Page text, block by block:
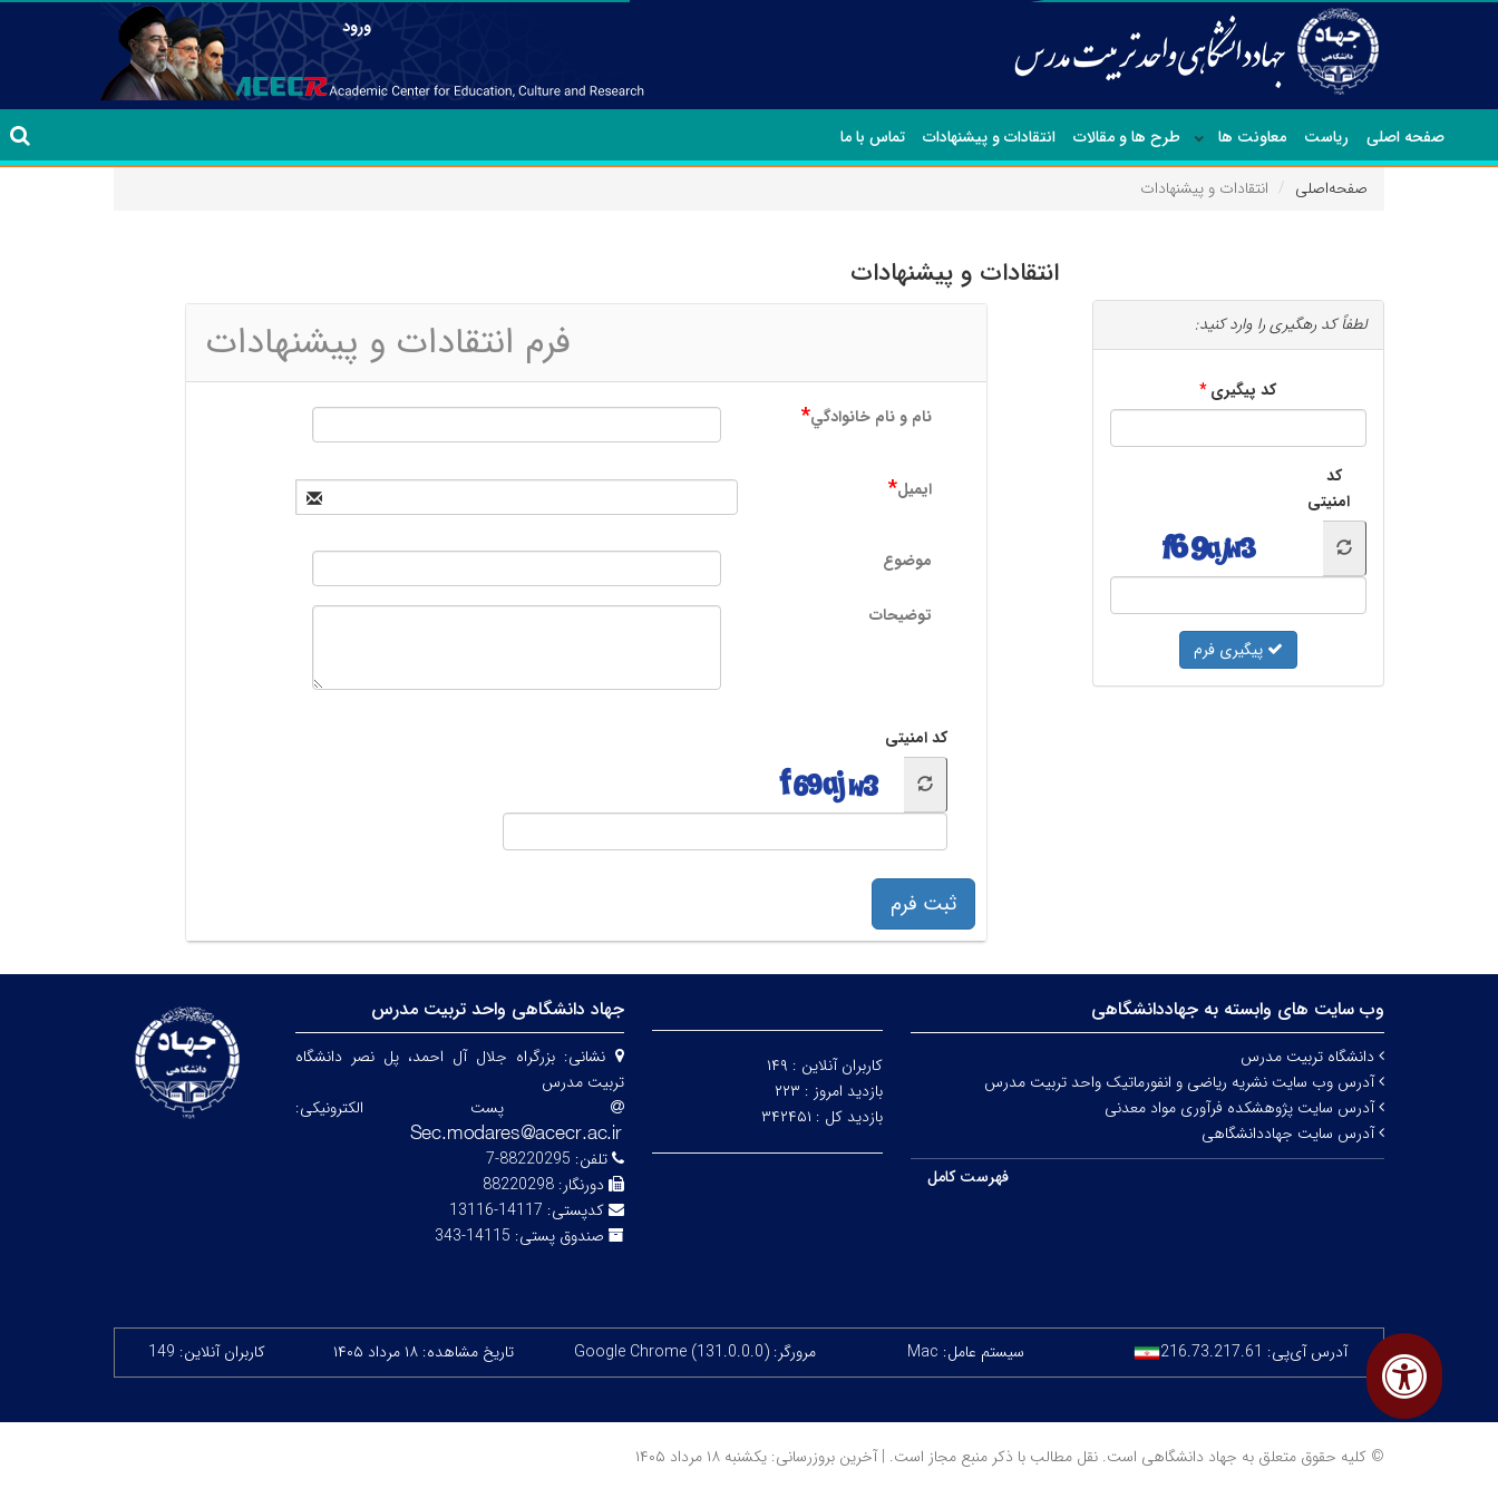
ورود
صفحه اصلی ریاست معاونت ها طرح ها و مقالات انتقادات و پیشنهادات تماس با ما
صفحه‌اصلی انتقادات و پیشنهادات
انتقادات و پیشنهادات
فرم انتقادات و پیشنهادات
نام و نام خانوادگي*
ايمیل*
موضوع
توضیحات
کد امنیتی
ثبت فرم
لطفاً کد رهگیری را وارد کنید:
کد پیگیری
کد
امنیتی
پیگیری فرم
وب سایت های وابسته به جهاددانشگاهی
دانشگاه تربیت مدرس
آدرس وب سایت نشریه ریاضی و انفورماتیک واحد تربیت مدرس
آدرس سایت پژوهشکده فرآوری مواد معدنی
آدرس سایت جهاددانشگاهی
فهرست کامل
کاربران آنلاین : ۱۴۹
بازدید امروز : ۲۲۳
بازدید کل : ۳۴۲۴۵۱
جهاد دانشگاهی واحد تربیت مدرس
نشانی: بزرگراه جلال آل احمد، پل نصر دانشگاه
تربیت مدرس
پست الکترونیکی:
تلفن: 88220295-7
دورنگار:88220298
کدپستی: 14117-13116
صندوق پستی: 14115-343
آدرس آی‌پی: 216.73.217.61 سیستم عامل: Mac مرورگر: Google Chrome (131.0.0.0) تاریخ مشاهده: ۱۸ مرداد ۱۴۰۵ کاربران آنلاین: 149
© کلیه حقوق متعلق به جهاد دانشگاهی است. نقل مطالب با ذکر منبع مجاز است. | آخرین بروزرسانی: یکشنبه ۱۸ مرداد ۱۴۰۵